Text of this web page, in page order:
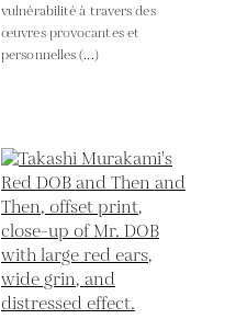
vulnérabilité à travers des
œuvres provocantes et
personnelles (...)